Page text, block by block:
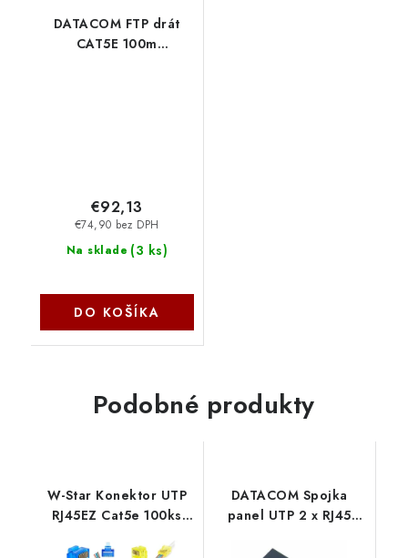
DATACOM FTP drát
CAT5E 100m
Na sklade (3 ks)
€74,90 bez DPH
€92,13
DO KOŠÍKA
Podobné produkty
W-Star Konektor UTP
RJ45EZ Cat5e 100ks
DATACOM Spojka
panel UTP 2 x RJ45